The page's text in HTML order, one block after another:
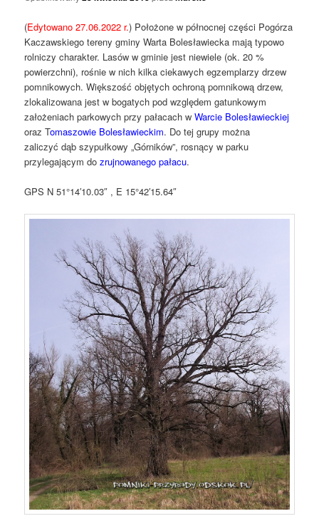
(Edytowano 27.06.2022 r.) Położone w północnej części Pogórza
Kaczawskiego tereny gminy Warta Bolesławiecka mają typowo
rolniczy charakter. Lasów w gminie jest niewiele (ok. 20 %
powierzchni), rośnie w nich kilka ciekawych egzemplarzy drzew
pomnikowych. Większość objętych ochroną pomnikową drzew,
zlokalizowana jest w bogatych pod względem gatunkowym
założeniach parkowych przy pałacach wWarcie Bolesławieckiej
oraz Tomaszowie Bolesławieckim. Do tej grupy można
zaliczyć dąb szypułkowy „Górników”, rosnący w parku
przylegającym dozrujnowanego pałacu.
GPS N 51°14′10.03″ , E 15°42′15.64″